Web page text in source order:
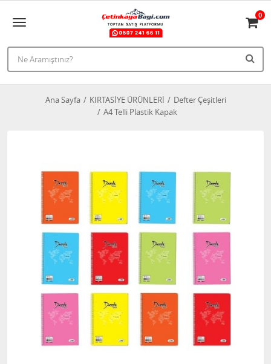
0
Ana Sayfa KIRTASİYE ÜRÜNLERİ
Defter Çeşitleri
A4 Telli Plastik Kapak